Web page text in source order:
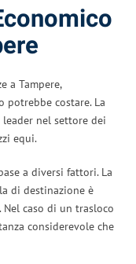
a Tampere,
costare. La
leader nel settore dei
equi.
a diversi fattori. La
di destinazione è
caso di un trasloco
considerevole che